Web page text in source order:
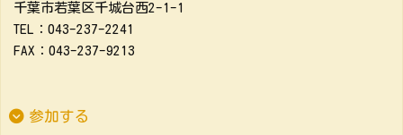
千葉市若葉区千城台西2-1-1
TEL：043-237-2241
FAX：043-237-9213
参加する